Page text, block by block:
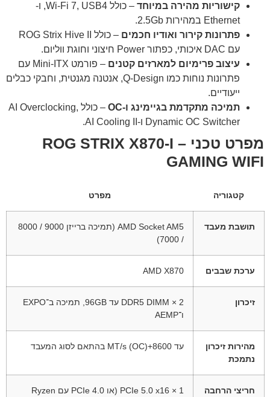
קישוריות מהירה במיוחד
– כולל Wi-Fi 7, USB4, ו-
Ethernet במהירות 2.5Gb.
פתרונות קירור ואודיו חכמים
– כולל ROG Strix Hive II
עם DAC איכותי, כפתור Power חיצוני וחוגת ווליום.
עיצוב פרימיום למארזים קטנים
– פורמט Mini-ITX עם
פתרונות נוחות כמו Q-Design, אנטנה מגנטית, וחבקי כבלים
ייעודיים.
תמיכה מתקדמת בגיימינג ו-OC
– כולל AI Overclocking,
Dynamic OC Switcher ו-AI Cooling II.
מפרט טכני – ROG STRIX X870-I
GAMING WIFI
קטגוריה מפרט
תושבת מעבד
AMD Socket AM5 (תמיכה ברייזן 9000 / 8000
/ 7000)
ערכת שבבים AMD X870
זיכרון
2 × DDR5 DIMM עד 96GB, תמיכה ב־EXPO
ו־AEMP
מהירות זיכרון
נתמכת
עד 8600+MT/s (OC) בהתאם לסוג המעבד
חריצי הרחבה 1 × PCIe 5.0 x16 (או PCIe 4.0 עם Ryzen